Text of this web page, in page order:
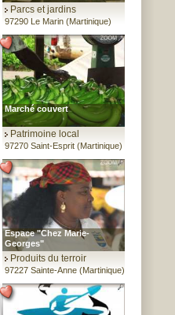
Parcs et jardins
97290 Le Marin (Martinique)
Marché couvert
Patrimoine local
97270 Saint-Esprit (Martinique)
Espace "Chez Marie-
Georges"
Produits du terroir
97227 Sainte-Anne (Martinique)